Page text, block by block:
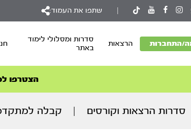
שתפו את העמוד:
התחברות הרצאות
סדרות ומסלולי לימוד
באתר
הסדרה
ספרו החדש של
הצטרפו
הסדרה
סדרות הרצאות וקורסים קבלה